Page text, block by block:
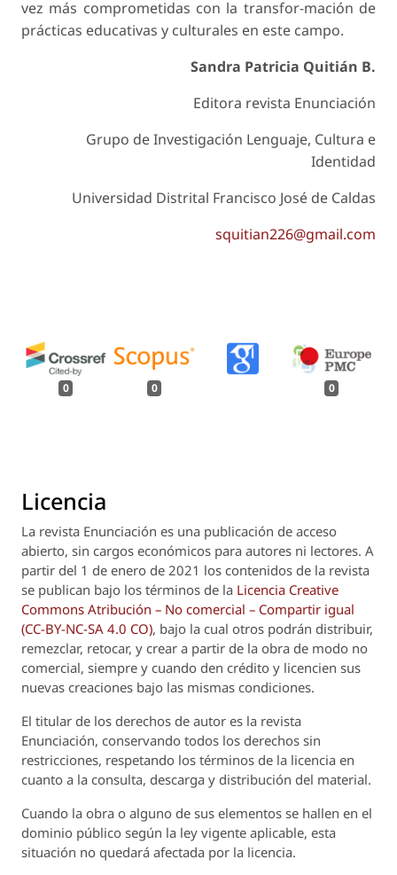
vez más comprometidas con la transfor-mación de
prácticas educativas y culturales en este campo.
Sandra Patricia Quitián B.
Editora revista Enunciación
Grupo de Investigación Lenguaje, Cultura e
Identidad
Universidad Distrital Francisco José de Caldas
squitian226@gmail.com
0 0 0
Licencia
La revista Enunciación es una publicación de acceso
abierto, sin cargos económicos para autores ni lectores. A
partir del 1 de enero de 2021 los contenidos de la revista
se publican bajo los términos de la Licencia Creative
Commons Atribución – No comercial – Compartir igual
(CC-BY-NC-SA 4.0 CO), bajo la cual otros podrán distribuir,
remezclar, retocar, y crear a partir de la obra de modo no
comercial, siempre y cuando den crédito y licencien sus
nuevas creaciones bajo las mismas condiciones.
El titular de los derechos de autor es la revista
Enunciación, conservando todos los derechos sin
restricciones, respetando los términos de la licencia en
cuanto a la consulta, descarga y distribución del material.
Cuando la obra o alguno de sus elementos se hallen en el
dominio público según la ley vigente aplicable, esta
situación no quedará afectada por la licencia.